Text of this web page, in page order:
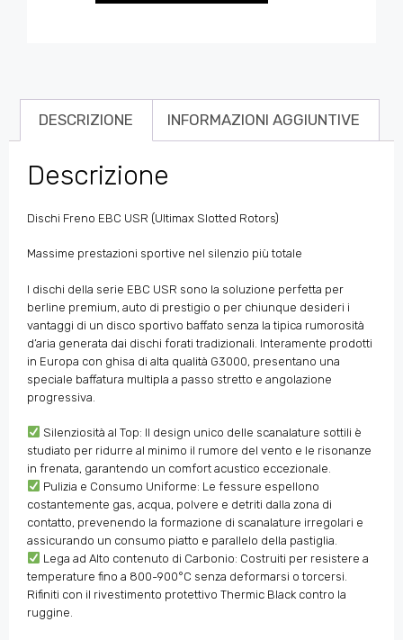
DESCRIZIONE INFORMAZIONI AGGIUNTIVE
Descrizione
Dischi Freno EBC USR (Ultimax Slotted Rotors)
Massime prestazioni sportive nel silenzio più totale
I dischi della serie EBC USR sono la soluzione perfetta per
berline premium, auto di prestigio o per chiunque desideri i
vantaggi di un disco sportivo baffato senza la tipica rumorosità
d’aria generata dai dischi forati tradizionali. Interamente prodotti
in Europa con ghisa di alta qualità G3000, presentano una
speciale baffatura multipla a passo stretto e angolazione
progressiva.
Silenziosità al Top: Il design unico delle scanalature sottili è
studiato per ridurre al minimo il rumore del vento e le risonanze
in frenata, garantendo un comfort acustico eccezionale.
Pulizia e Consumo Uniforme: Le fessure espellono
costantemente gas, acqua, polvere e detriti dalla zona di
contatto, prevenendo la formazione di scanalature irregolari e
assicurando un consumo piatto e parallelo della pastiglia.
Lega ad Alto contenuto di Carbonio: Costruiti per resistere a
temperature fino a 800-900°C senza deformarsi o torcersi.
Rifiniti con il rivestimento protettivo Thermic Black contro la
ruggine.